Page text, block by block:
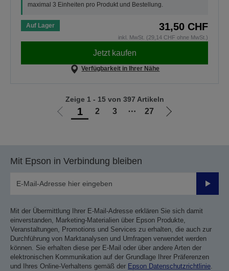
maximal 3 Einheiten pro Produkt und Bestellung.
Auf Lager 31,50 CHF
inkl. MwSt. (29,14 CHF ohne MwSt.)
Jetzt kaufen
Verfügbarkeit in Ihrer Nähe
Zur
1 2 3 ⋯ 27
Zur
Zeige 1 - 15 von 397 Artikeln
Mit Epson in Verbindung bleiben
Mit der Übermittlung Ihrer E-Mail-Adresse erklären Sie sich damit
einverstanden, Marketing-Materialien über Epson Produkte,
Veranstaltungen, Promotions und Services zu erhalten, die auch zur
Durchführung von Marktanalysen und Umfragen verwendet werden
können. Sie erhalten diese per E-Mail oder über andere Arten der
elektronischen Kommunikation auf der Grundlage Ihrer Präferenzen
und Ihres Online-Verhaltens gemäß der Epson Datenschutzrichtlinie.